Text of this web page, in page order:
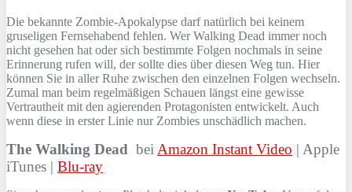
Die bekannte Zombie-Apokalypse darf natürlich bei keinem
gruseligen Fernsehabend fehlen. Wer Walking Dead immer noch
nicht gesehen hat oder sich bestimmte Folgen nochmals in seine
Erinnerung rufen will, der sollte dies über diesen Weg tun. Hier
können Sie in aller Ruhe zwischen den einzelnen Folgen wechseln.
Zumal man beim regelmäßigen Schauen längst eine gewisse
Vertrautheit mit den agierenden Protagonisten entwickelt. Auch
wenn diese in erster Linie nur Zombies unschädlich machen.
The Walking Dead bei Amazon Instant Video | Apple
iTunes | Blu-ray